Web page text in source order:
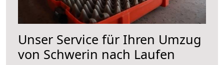
Unser Service für Ihren Umzug
von Schwerin nach Laufen